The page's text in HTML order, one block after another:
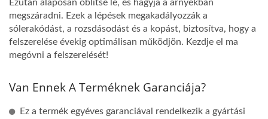
Ezután alaposan öblítse le, és hagyja a árnyékban
megszáradni. Ezek a lépések megakadályozzák a
sólerakódást, a rozsdásodást és a kopást, biztosítva, hogy a
felszerelése évekig optimálisan működjön. Kezdje el ma
megóvni a felszerelését!
Van Ennek A Terméknek Garanciája?
Ez a termék egyéves garanciával rendelkezik a gyártási